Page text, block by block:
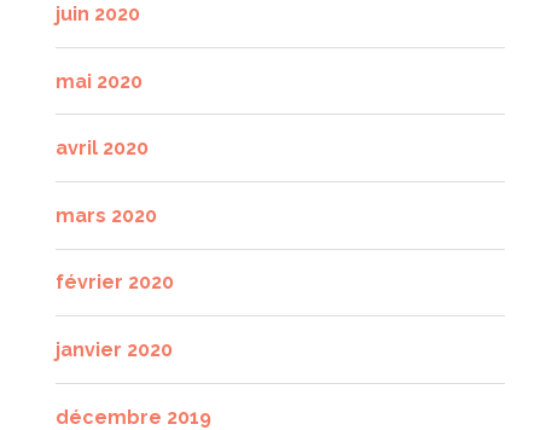
juin 2020
mai 2020
avril 2020
mars 2020
février 2020
janvier 2020
décembre 2019